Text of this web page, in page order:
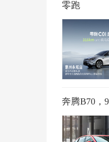
零跑
奔腾B70，